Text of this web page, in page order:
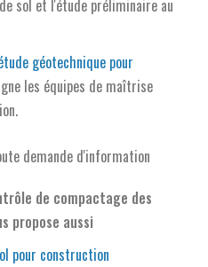
sol et l'étude préliminaire au
géotechnique pour
les équipes de maîtrise
demande d'information
de compactage des
propose aussi
pour construction